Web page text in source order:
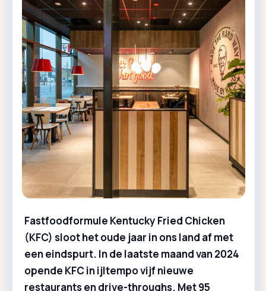
Fastfoodformule Kentucky Fried Chicken
(KFC) sloot het oude jaar in ons land af met
een eindspurt. In de laatste maand van 2024
opende KFC in ijltempo vijf nieuwe
restaurants en drive-throughs. Met 95